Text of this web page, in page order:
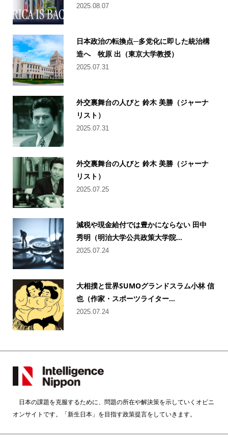
2025.08.07
日本政治の転換点─多党化に即した統治構
造へ 牧原 出（東京大学教授）
2025.07.31
外交裏舞台の人びと 鈴木 美勝（ジャーナ
リスト）
2025.07.31
外交裏舞台の人びと 鈴木 美勝（ジャーナ
リスト）
2025.07.25
減税や現金給付では豊かにならない 田中
秀明（明治大学公共政策大学院...
2025.07.24
大相撲と世界SUMOグランドスラム小林 信
也（作家・スポーツライター...
2025.07.24
日本の課題を克服するために、問題の所在や解決策を示していくオピニ
オンサイトです。「新生日本」を目指す政策提言をしていきます。